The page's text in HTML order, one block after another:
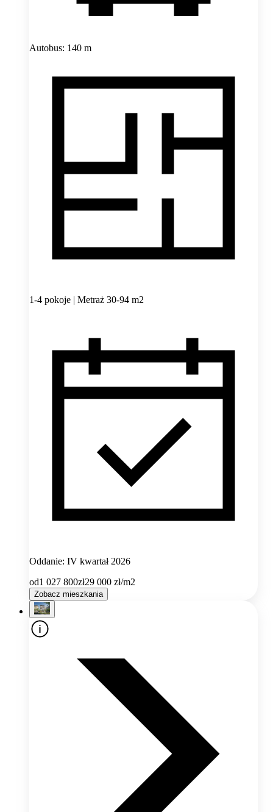
Autobus: 140 m
1-4 pokoje | Metraż 30-94 m2
Oddanie: IV kwartał 2026
od1 027 800zł29 000 zł/m2
Zobacz mieszkania